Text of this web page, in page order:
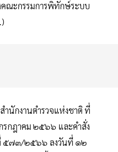
ณะกรรมการพิทักษ์ระบบ
ำนักงานตำรวจแห่งชาติ ที่
ฎาคม ๒๕๖๖ และคำสั่ง
๕๗๓/๒๕๖๖ ลงวันที่ ๑๒